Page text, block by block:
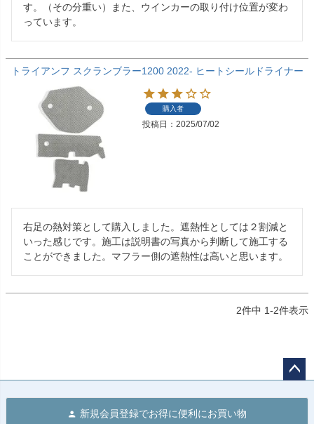
す。（その分重い）また、ウインカーの取り付け位置が変わ
っています。
トライアンフ スクランブラー1200 2022- ヒートシールドライナー
購入者
投稿日 2025/07/02
右足の熱対策として購入しました。遮熱性としては２割減と
いった感じです。施工は説明書の写真から判断して施工する
ことができました。マフラー側の遮熱性は高いと思います。
2件中 1-2件表示
新規会員登録でお得に便利にお買い物